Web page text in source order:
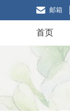
邮箱
首页